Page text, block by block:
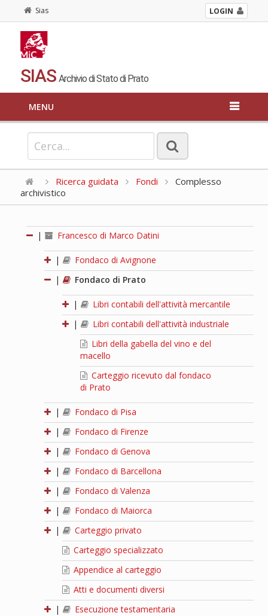
Sias LOGIN
SIAS Archivio di Stato di Prato
MENU
Ricerca guidata Fondi
Complesso
archivistico
| Francesco di Marco Datini
|
Fondaco di Avignone
|
Fondaco di Prato
|
Libri contabili dell'attività mercantile
|
Libri contabili dell'attività industriale
Libri della gabella del vino e del
macello
Carteggio ricevuto dal fondaco
di Prato
|
Fondaco di Pisa
|
Fondaco di Firenze
|
Fondaco di Genova
|
Fondaco di Barcellona
|
Fondaco di Valenza
|
Fondaco di Maiorca
|
Carteggio privato
Carteggio specializzato
Appendice al carteggio
Atti e documenti diversi
|
Esecuzione testamentaria